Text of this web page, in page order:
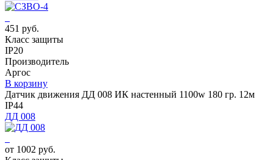
451 руб.
Класс защиты
IP20
Производитель
Аргос
В корзину
Датчик движения ДД 008 ИК настенный 1100w 180 гр. 12м
IP44
ДД 008
от 1002 руб.